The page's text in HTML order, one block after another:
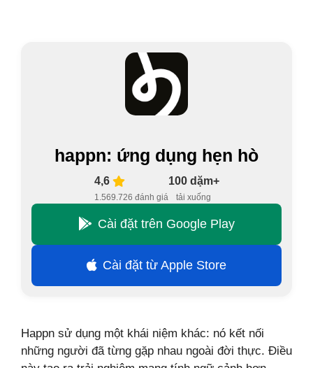
happn: ứng dụng hẹn hò
4,6
1.569.726 đánh giá
100 dặm+
tải xuống
Cài đặt trên Google Play
Cài đặt từ Apple Store
Happn sử dụng một khái niệm khác: nó kết nối
những người đã từng gặp nhau ngoài đời thực. Điều